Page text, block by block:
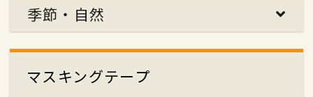
季節・自然
マスキングテープ